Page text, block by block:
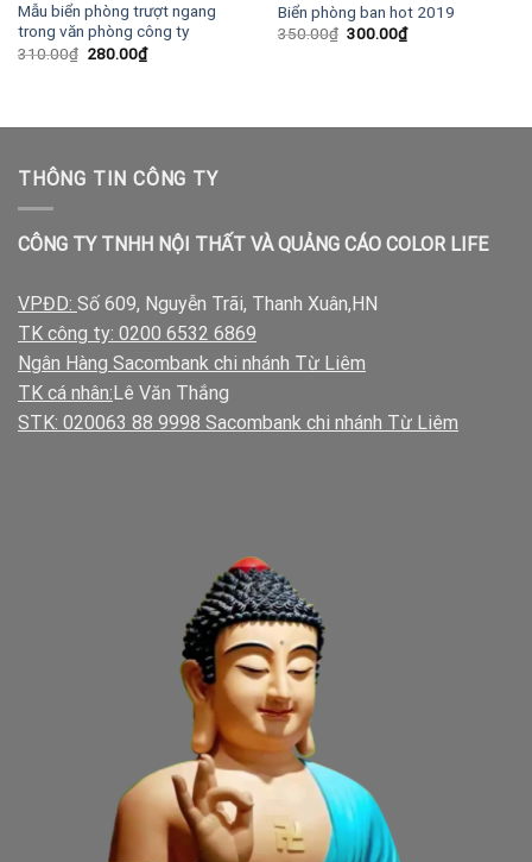
Mẫu biển phòng trượt ngang
trong văn phòng công ty
310.00₫ Giá
280.00₫Giá
hiện
Biển phòng ban hot 2019
350.00₫ Giá
300.00₫Giá
hiện
THÔNG TIN CÔNG TY
CÔNG TY TNHH NỘI THẤT VÀ QUẢNG CÁO COLOR LIFE
VPĐD: Số 609, Nguyễn Trãi, Thanh Xuân,HN
TK công ty: 0200 6532 6869
Ngân Hàng Sacombank chi nhánh Từ Liêm
TK cá nhân:Lê Văn Thắng
STK: 020063 88 9998 Sacombank chi nhánh Từ Liêm